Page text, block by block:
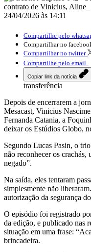
24/04/2026 às 14:11
Compartilhe pelo
Compartilhar no
Compartilhar no twitter
Compartilhe pelo email
Copiar link da notícia
transferência
Depois de encerrarem a
Mesacast, Vinicius
Fernanda Catania, a
deixar os Estúdios Globo,
Segundo Lucas Pasin, o
não reconhecer os crachás,
negado”.
Na saída, eles tentaram
simplesmente não
autorização da segurança
O episódio foi registrado
da edição, e publicado nas
situação em uma frase:
brincadeira.